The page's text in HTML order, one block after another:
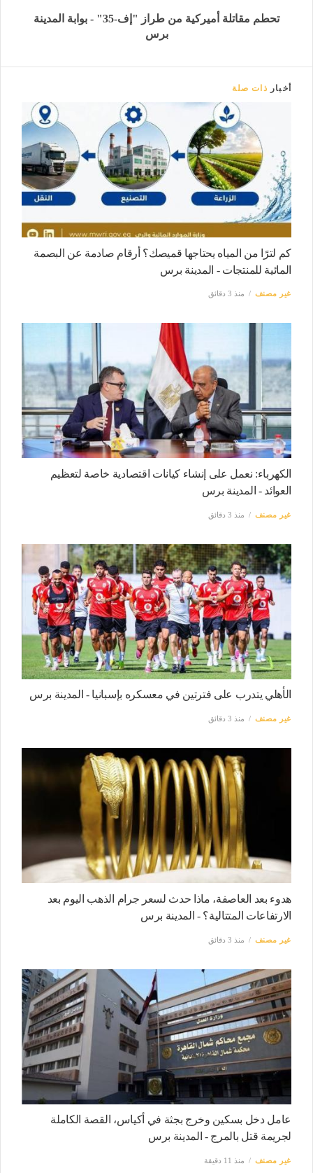
تحطم مقاتلة أميركية من طراز "إف-35" - بوابة المدينة
برس
أخبار ذات صلة
كم لترًا من المياه يحتاجها قميصك؟ أرقام صادمة عن البصمة
المائية للمنتجات - المدينة برس
غير مصنف منذ 3 دقائق
الكهرباء: نعمل على إنشاء كيانات اقتصادية خاصة لتعظيم
العوائد - المدينة برس
غير مصنف منذ 3 دقائق
الأهلي يتدرب على فترتين في معسكره بإسبانيا - المدينة برس
غير مصنف منذ 3 دقائق
هدوء بعد العاصفة، ماذا حدث لسعر جرام الذهب اليوم بعد
الارتفاعات المتتالية؟ - المدينة برس
غير مصنف منذ 3 دقائق
عامل دخل بسكين وخرج بجثة في أكياس، القصة الكاملة
لجريمة قتل بالمرج - المدينة برس
غير مصنف منذ 11 دقيقة